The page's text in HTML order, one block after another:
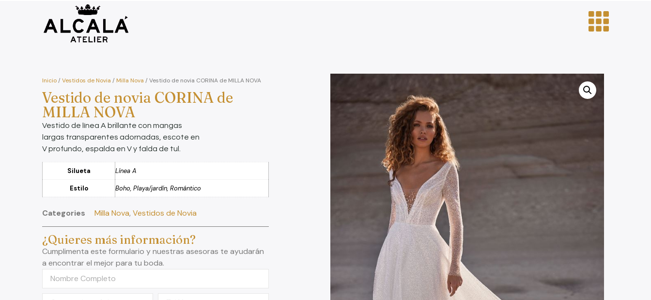
Inicio/Vestidos de Novia / Milla Nova / Vestido de novia CORINA de MILLA NOVA
Vestido de novia CORINA de
MILLA NOVA
Vestido de línea A brillante con mangas
largas transparentes adornadas, escote en
V profundo, espalda en V y falda de tul.
Silueta Línea A
Estilo Boho, Playa/jardín, Romántico
Categories Milla Nova, Vestidos de Novia
¿Quieres más información?
Cumplimenta este formulario y nuestras asesoras te ayudarán
a encontrar el mejor para tu boda.